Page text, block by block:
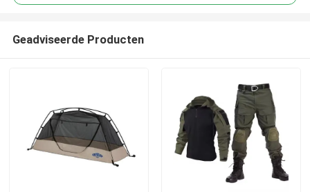
Geadviseerde Producten